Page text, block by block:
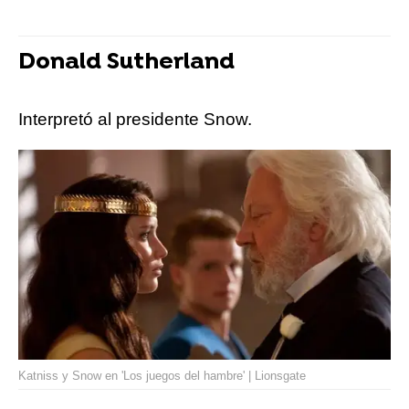
Donald Sutherland
Interpretó al presidente Snow.
Katniss y Snow en 'Los juegos del hambre' | Lionsgate